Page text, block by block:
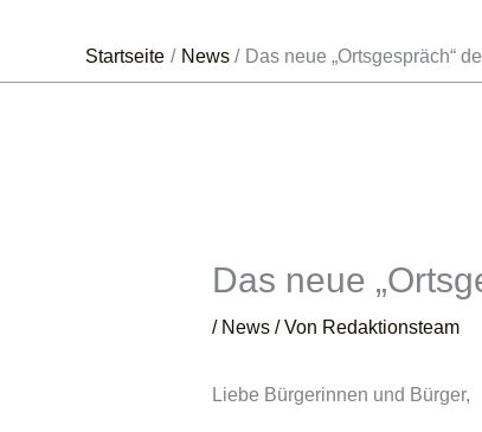
Startseite News Das neue „Ortsgespräch“
Das neue
/ News/ Von Redaktionsteam
Liebe Bürgerinnen und Bürger,